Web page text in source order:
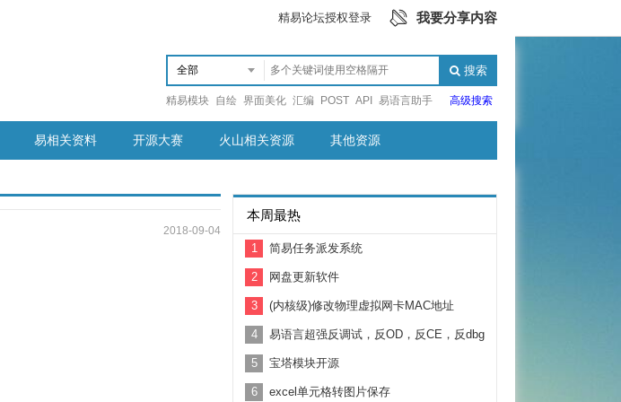
精易论坛授权登录 我要分享内容
搜索
精易模块 自绘 界面美化 汇编 POST API 易语言助手 高级搜索
易相关资料 开源大赛 火山相关资源 其他资源
2018-09-04
本周最热
1 简易任务派发系统
2 网盘更新软件
3 (内核级)修改物理虚拟网卡MAC地址
4 易语言超强反调试，反OD，反CE，反dbg
5 宝塔模块开源
6 excel单元格转图片保存